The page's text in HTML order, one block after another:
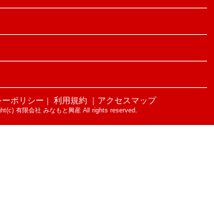
ポリシー ｜ 利用規約 ｜アクセスマップ
有限会社 みなもと興産 All rights reserved.